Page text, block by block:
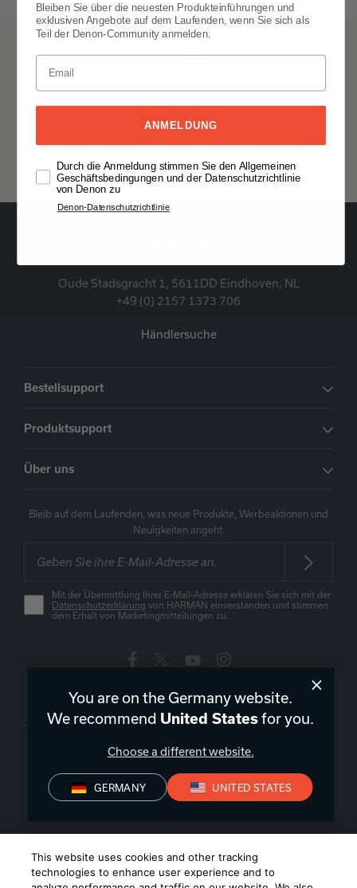
Details und Spezifikationen
avr1905-info-sheet-en.pdf
avr-1905-owners-manual-global.pdf
Oude Stadsgracht 1, 5611DD Eindhoven, NL
+49 (0) 2157 1373 706
Händlersuche
Bestellsupport
Produktsupport
Über uns
Bleib auf dem Laufenden, was neue Produkte, Werbeaktionen und
Neuigkeiten angeht.
Mit der Übermittlung Ihrer E-Mail-Adresse erklären Sie sich mit der
Datenschutzerklärung von HARMAN einverstanden und stimmen
dem Erhalt von Marketingmitteilungen zu.
Deutschland| DE
Datenschutz Konformitätserklärungen
Verkaufsbedingungen
You are on the Germany website.
We recommend United Statesfor you.
Choose a different website.
GERMANY UNITED STATES
This website uses cookies and other tracking
technologies to enhance user experience and to
Bleiben Sie über die neuesten Produkteinführungen und
exklusiven Angebote auf dem Laufenden, wenn Sie sich als
Teil der Denon-Community anmelden.
ANMELDUNG
Durch die Anmeldung stimmen Sie den Allgemeinen
Geschäftsbedingungen und der Datenschutzrichtlinie
von Denon zu
Denon-Datenschutzrichtlinie